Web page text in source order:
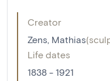
Creator
Zens, Mathias(
Life dates
1838 - 1921